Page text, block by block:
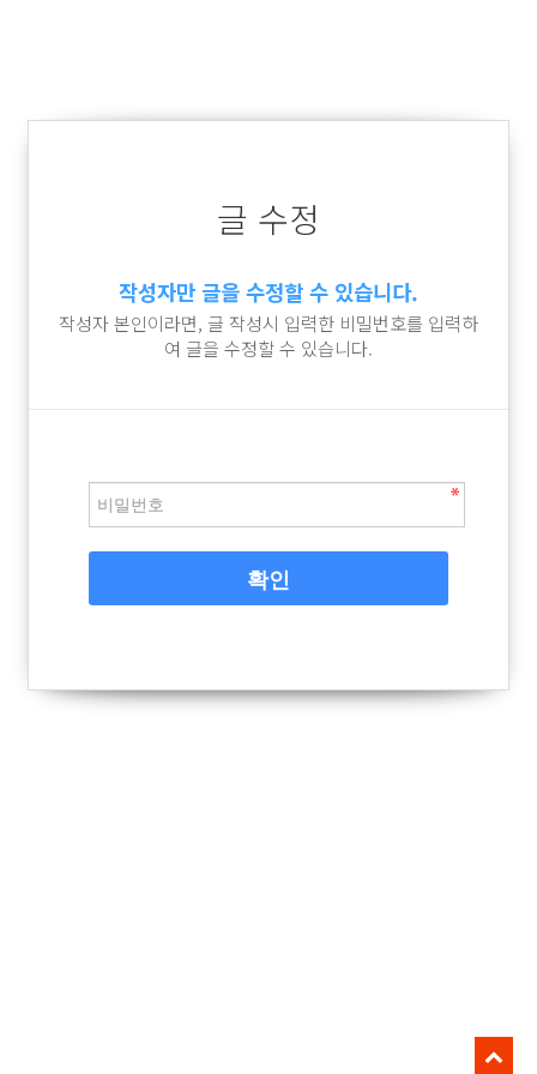
글 수정
작성자만 글을 수정할 수 있습니다.
작성자 본인이라면, 글 작성시 입력한 비밀번호를 입력하
여 글을 수정할 수 있습니다.